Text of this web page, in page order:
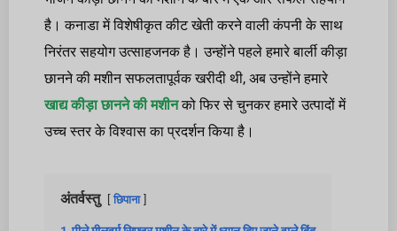
है। कनाडा में विशेषीकृत कीट खेती करने वाली कंपनी के साथ
निरंतर सहयोग उत्साहजनक है। उन्होंने पहले हमारे बार्ली कीड़ा
छानने की मशीन सफलतापूर्वक खरीदी थी, अब उन्होंने हमारे
खाद्य कीड़ा छानने की मशीनको फिर से चुनकर हमारे उत्पादों में
उच्च स्तर के विश्वास का प्रदर्शन किया है।
अंतर्वस्तु छिपाना